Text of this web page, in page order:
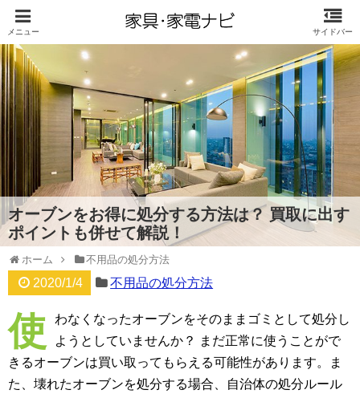
オーブンをお得に処分する方法は？ 買取に出す
ポイントも併せて解説！
ホーム 不用品の処分方法
2020/1/4 不用品の処分方法
使
わなくなったオーブンをそのままゴミとして処分し
ようとしていませんか？ まだ正常に使うことがで
きるオーブンは買い取ってもらえる可能性があります。ま
た、壊れたオーブンを処分する場合、自治体の処分ルール